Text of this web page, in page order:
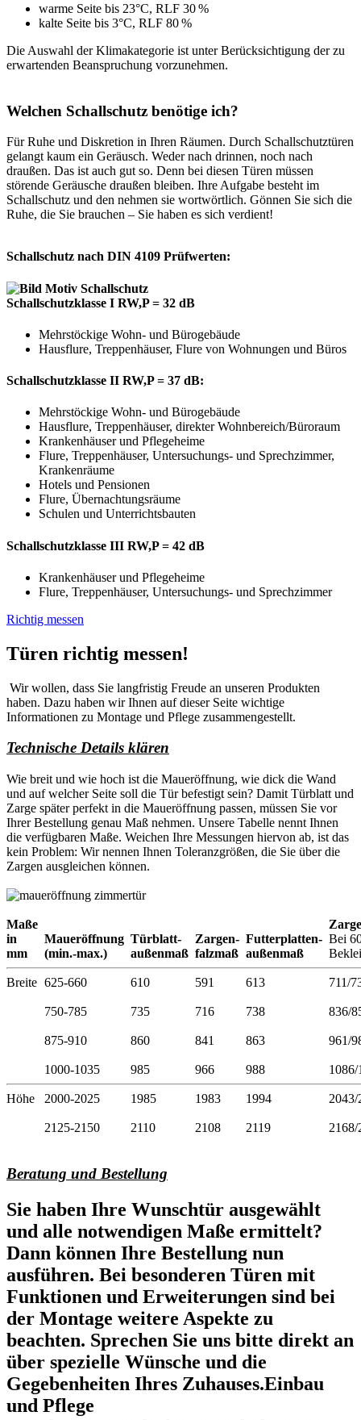
warme Seite bis 23°C, RLF 30 %
kalte Seite bis 3°C, RLF 80 %
Die Auswahl der Klimakategorie ist unter Berücksichtigung der zu
erwartenden Beanspruchung vorzunehmen.
Welchen Schallschutz benötige ich?
Für Ruhe und Diskretion in Ihren Räumen. Durch Schallschutztüren
gelangt kaum ein Geräusch. Weder nach drinnen, noch nach
draußen. Das ist auch gut so. Denn bei diesen Türen müssen
störende Geräusche draußen bleiben. Ihre Aufgabe besteht im
Schallschutz und den nehmen sie wortwörtlich. Gönnen Sie sich die
Ruhe, die Sie brauchen – Sie haben es sich verdient!
Schallschutz nach DIN 4109 Prüfwerten:
Schallschutzklasse I RW,P = 32 dB
Mehrstöckige Wohn- und Bürogebäude
Hausflure, Treppenhäuser, Flure von Wohnungen und Büros
Schallschutzklasse II RW,P = 37 dB:
Mehrstöckige Wohn- und Bürogebäude
Hausflure, Treppenhäuser, direkter Wohnbereich/Büroraum
Krankenhäuser und Pflegeheime
Flure, Treppenhäuser, Untersuchungs- und Sprechzimmer,
Krankenräume
Hotels und Pensionen
Flure, Übernachtungsräume
Schulen und Unterrichtsbauten
Schallschutzklasse III RW,P = 42 dB
Krankenhäuser und Pflegeheime
Flure, Treppenhäuser, Untersuchungs- und Sprechzimmer
Richtig messen
Türen richtig messen!
Wir wollen, dass Sie langfristig Freude an unseren Produkten
haben. Dazu haben wir Ihnen auf dieser Seite wichtige
Informationen zu Montage und Pflege zusammengestellt.
Technische Details klären
Wie breit und wie hoch ist die Maueröffnung, wie dick die Wand
und auf welcher Seite soll die Tür befestigt sein? Damit Türblatt und
Zarge später perfekt in die Maueröffnung passen, müssen Sie vor
Ihrer Bestellung genau Maß nehmen. Unsere Tabelle nennt Ihnen
die verfügbaren Maße. Weichen Ihre Messungen hiervon ab, ist das
kein Problem: Wir nennen Ihnen Toleranzgrößen, die Sie über die
Zargen ausgleichen können.
Maße
in
mm
Maueröffnung
(min.-max.)
Türblatt-
außenmaß
Zargen-
falzmaß
Futterplatten-
außenmaß
Bei
Breite 625-660 610 591 613 711/
750-785 735 716 738 836/
875-910 860 841 863 961/
1000-1035 985 966 988 1086/
Höhe 2000-2025 1985 1983 1994 2043/
2125-2150 2110 2108 2119 2168/
Beratung und Bestellung
Sie haben Ihre Wunschtür ausgewählt
und alle notwendigen Maße ermittelt?
Dann können Ihre Bestellung nun
ausführen. Bei besonderen Türen mit
Funktionen und Erweiterungen sind bei
der Montage weitere Aspekte zu
beachten. Sprechen Sie uns bitte direkt an
über spezielle Wünsche und die
Gegebenheiten Ihres Zuhauses.Einbau
und Pflege